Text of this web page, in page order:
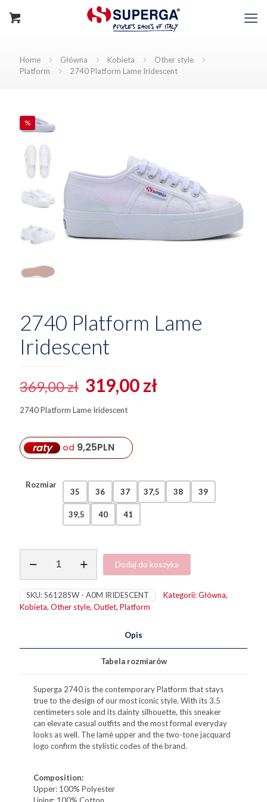
Home Główna Kobieta
Other style
Platform
2740 Platform Lame Iridescent
%
2740 Platform Lame
Iridescent
369,00zł Pierwotna
cena
wynosiła:
369,00 zł.
319,00złAktualna
2740 Platform Lame Iridescent
raty od 9,25PLN
Rozmiar
35 36 37 37,5 38 39
39,5 40 41
2740
Lame
Iridescent
Dodaj do koszyka
SKU:S6128SW - A0M IRIDESCENT Kategorii:Główna,
Kobieta, Other style, Outlet, Platform
Opis
Tabela rozmiarów
Superga 2740 is the contemporary Platform that stays
true to the design of our most iconic style. With its 3.5
centimeters sole and its dainty silhouette, this sneaker
can elevate casual outfits and the most formal everyday
looks as well. The lamè upper and the two-tone jacquard
logo confirm the stylistic codes of the brand.
Composition:
Upper: 100% Polyester